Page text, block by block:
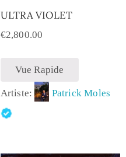
ULTRA VIOLET
€2,800.00
Vue Rapide
Artiste: Patrick Moles